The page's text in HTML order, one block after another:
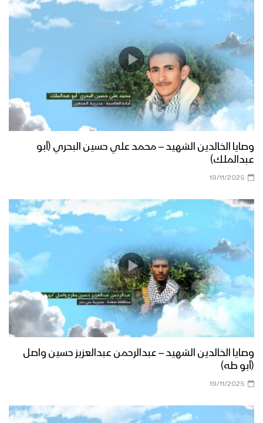
وصايا الخالدين الشهيد – محمد علي حسين البحري (أبو
عبدالملك)
19/11/2025
وصايا الخالدين الشهيد – عبدالرحمن عبدالعزيز حسين واصل
(أبو طه)
19/11/2025